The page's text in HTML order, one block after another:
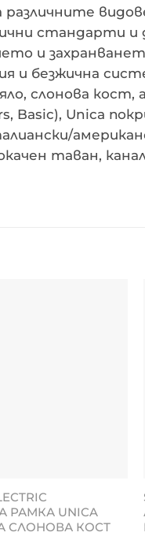
различните
стандарти и
и
и безжична
слонова кост,
Basic), Unica
таван,
РАМКА UNICA
СЛОНОВА КОСТ